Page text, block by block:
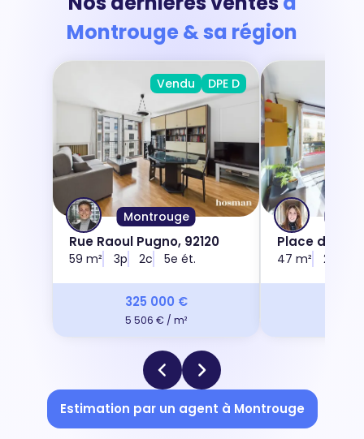
Montrouge & sa région
Montrouge
Vendu DPE D
Rue Raoul Pugno, 92120
59 m² 3p 2c 5e ét.
325 000 €
5 506 € / m²
Place de la
92120
47 m² 2p
Estimation par un agent à Montrouge